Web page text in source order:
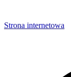
Strona internetowa